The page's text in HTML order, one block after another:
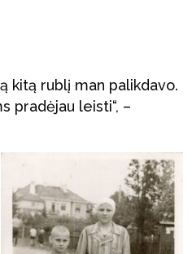
kitą rublį man palikdavo.
pradėjau leisti“, –